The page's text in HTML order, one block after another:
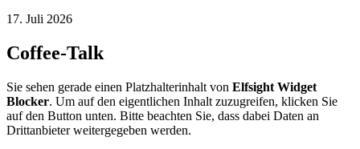
17. Juli 2026
Coffee-Talk
Sie sehen gerade einen Platzhalterinhalt von Elfsight Widget
Blocker. Um auf den eigentlichen Inhalt zuzugreifen, klicken Sie
auf den Button unten. Bitte beachten Sie, dass dabei Daten an
Drittanbieter weitergegeben werden.